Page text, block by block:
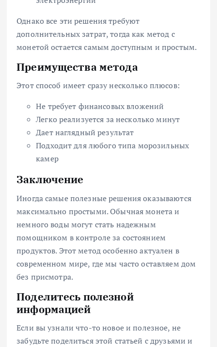
Однако все эти решения требуют
дополнительных затрат, тогда как метод с
монетой остается самым доступным и простым.
Преимущества метода
Этот способ имеет сразу несколько плюсов:
Не требует финансовых вложений
Легко реализуется за несколько минут
Дает наглядный результат
Подходит для любого типа морозильных
камер
Заключение
Иногда самые полезные решения оказываются
максимально простыми. Обычная монета и
немного воды могут стать надежным
помощником в контроле за состоянием
продуктов. Этот метод особенно актуален в
современном мире, где мы часто оставляем дом
без присмотра.
Поделитесь полезной
информацией
Если вы узнали что-то новое и полезное, не
забудьте поделиться этой статьей с друзьями и